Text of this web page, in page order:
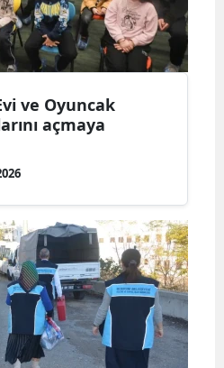
ve Oyuncak
açmaya